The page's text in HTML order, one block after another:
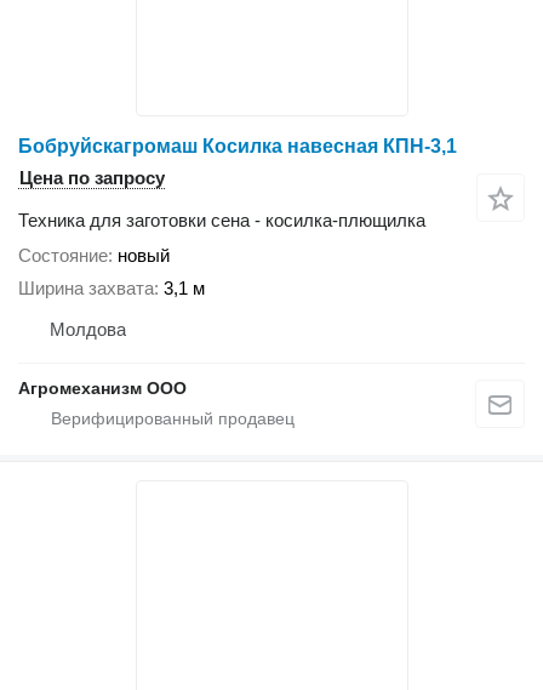
Бобруйскагромаш Косилка навесная КПН-3,1
Цена по запросу
Техника для заготовки сена - косилка-плющилка
Состояние новый
Ширина захвата 3,1 м
Молдова
Агромеханизм ООО